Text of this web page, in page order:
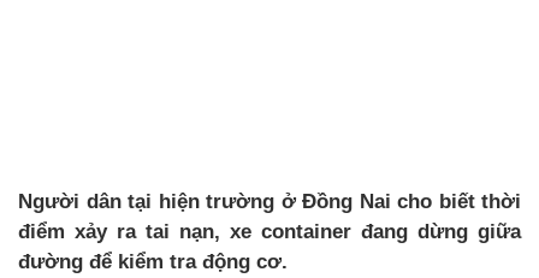
Người dân tại hiện trường ở Đồng Nai cho biết thời
điểm xảy ra tai nạn, xe container đang dừng giữa
đường để kiểm tra động cơ.